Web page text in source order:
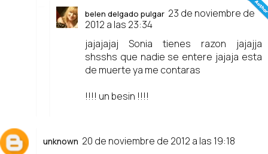
belen delgado pulgar 23 de noviembre de
2012 a las 23:34
jajajajaj Sonia tienes razon jajajja
shsshs que nadie se entere jajaja esta
de muerte ya me contaras
!!!! un besin !!!!
unknown 20 de noviembre de 2012 a las 19:18